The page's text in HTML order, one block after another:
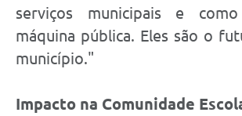
serviços municipais e
máquina pública. Eles são o
município."
Impacto na Comunidade